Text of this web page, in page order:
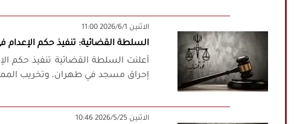
‫‫الاثنين‬‬ 2026/6/1 11:00
السلطة القضائية: تنفيذ حكم الإعدام
أعلنت السلطة القضائية تنفيذ حكم
إحراق مسجد في طهران، وتخريب
‫‫الاثنين‬‬ 2026/5/25 10:46